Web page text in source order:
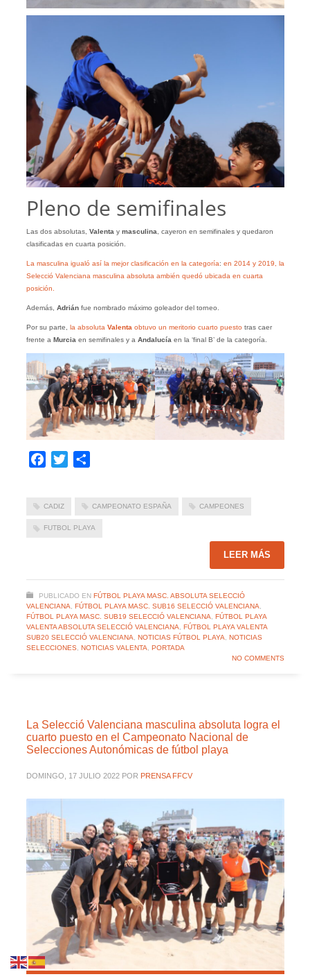
Pleno de semifinales
Las dos absolutas, Valentay masculina, cayeron en semifinales y quedaron
clasificadas en cuarta posición.
La masculina igualó así la mejor clasificación en la categoría: en 2014 y 2019, la
Selecció Valenciana masculina absoluta ambién quedó ubicada en cuarta
posición.
Además, Adriánfue nombrado máximo goleador del torneo.
Por su parte, la absoluta Valentaobtuvo un meritorio cuarto puestotras caer
frente a Murciaen semifinales y a Andalucíaen la ‘final B’ de la categoría.
Facebook
Twitter
CADIZ CAMPEONATO ESPAÑA CAMPEONES
FUTBOL PLAYA
LEER MÁS
PUBLICADO EN FÚTBOL PLAYA MASC. ABSOLUTA SELECCIÓ
VALENCIANA
FÚTBOL PLAYA MASC. SUB16 SELECCIÓ VALENCIANA
FÚTBOL PLAYA MASC. SUB19 SELECCIÓ VALENCIANA
FÚTBOL PLAYA
VALENTA ABSOLUTA SELECCIÓ VALENCIANA
FÚTBOL PLAYA VALENTA
SUB20 SELECCIÓ VALENCIANA
NOTICIAS FÚTBOL PLAYA
NOTICIAS
SELECCIONES, NOTICIAS VALENTA
PORTADA
NO COMMENTS
La Selecció Valenciana masculina absoluta logra el
cuarto puesto en el Campeonato Nacional de
Selecciones Autonómicas de fútbol playa
DOMINGO, 17 JULIO 2022 POR PRENSA FFCV